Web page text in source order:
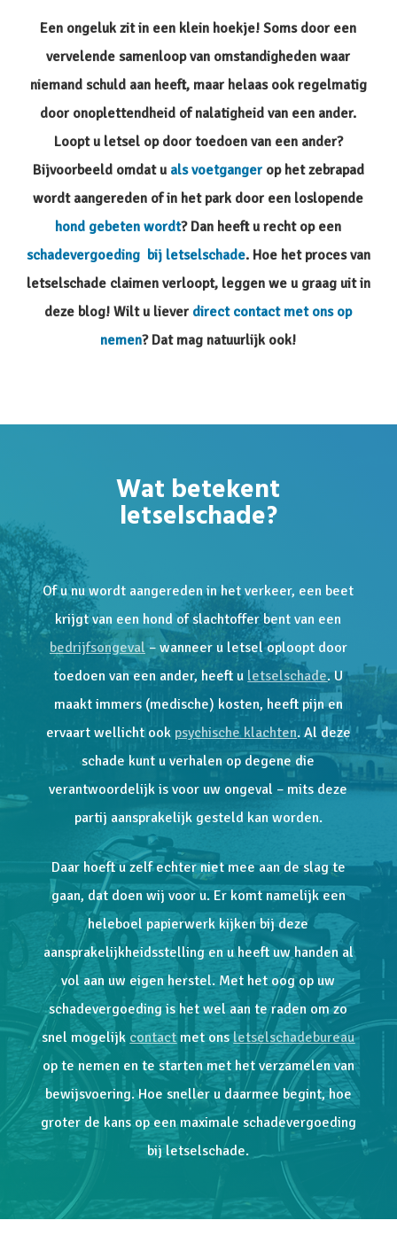
Een ongeluk zit in een klein hoekje! Soms door een
vervelende samenloop van omstandigheden waar
niemand schuld aan heeft, maar helaas ook regelmatig
door onoplettendheid of nalatigheid van een ander.
Loopt u letsel op door toedoen van een ander?
Bijvoorbeeld omdat u als voetgangerop het zebrapad
wordt aangereden of in het park door een loslopende
hond gebeten wordt? Dan heeft u recht op een
schadevergoeding bij letselschade. Hoe het proces van
letselschade claimen verloopt, leggen we u graag uit in
deze blog! Wilt u liever direct contact met ons op
nemen? Dat mag natuurlijk ook!
Wat betekent
letselschade?
Of u nu wordt aangereden in het verkeer, een beet
krijgt van een hond of slachtoffer bent van een
bedrijfsongeval– wanneer u letsel oploopt door
toedoen van een ander, heeft u letselschade. U
maakt immers (medische) kosten, heeft pijn en
ervaart wellicht ook psychische klachten. Al deze
schade kunt u verhalen op degene die
verantwoordelijk is voor uw ongeval – mits deze
partij aansprakelijk gesteld kan worden.
Daar hoeft u zelf echter niet mee aan de slag te
gaan, dat doen wij voor u. Er komt namelijk een
heleboel papierwerk kijken bij deze
aansprakelijkheidsstelling en u heeft uw handen al
vol aan uw eigen herstel. Met het oog op uw
schadevergoeding is het wel aan te raden om zo
snel mogelijk contact met onsletselschadebureau
op te nemen en te starten met het verzamelen van
bewijsvoering. Hoe sneller u daarmee begint, hoe
groter de kans op een maximale schadevergoeding
bij letselschade.